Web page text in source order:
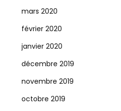
mars 2020
février 2020
janvier 2020
décembre 2019
novembre 2019
octobre 2019